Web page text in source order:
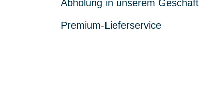
Abholung in unserem Geschäft
Premium-Lieferservice